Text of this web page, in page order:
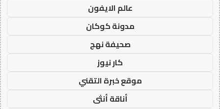
عالم الايفون
مدونة كوكان
صحيفة نهج
كار نيوز
موقع خبرة التقني
أناقة أنثى